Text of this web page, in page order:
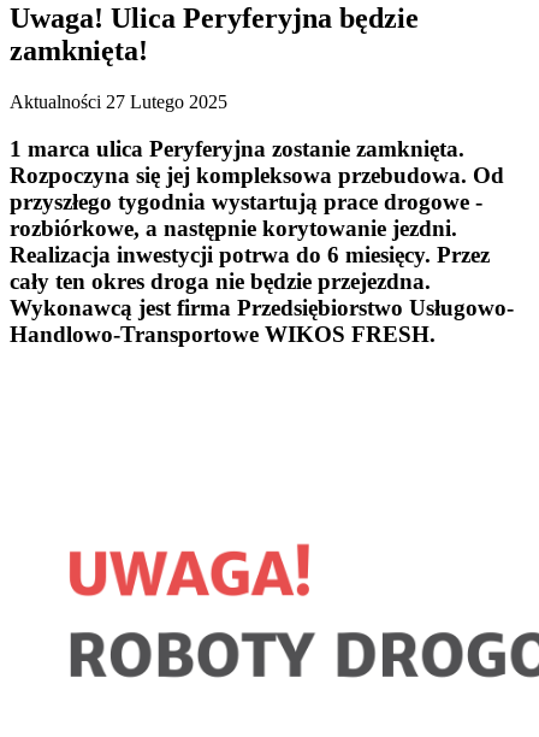
Uwaga! Ulica Peryferyjna będzie
zamknięta!
Aktualności 27 Lutego 2025
1 marca ulica Peryferyjna zostanie zamknięta.
Rozpoczyna się jej kompleksowa przebudowa. Od
przyszłego tygodnia wystartują prace drogowe -
rozbiórkowe, a następnie korytowanie jezdni.
Realizacja inwestycji potrwa do 6 miesięcy. Przez
cały ten okres droga nie będzie przejezdna.
Wykonawcą jest firma Przedsiębiorstwo Usługowo-
Handlowo-Transportowe WIKOS FRESH.